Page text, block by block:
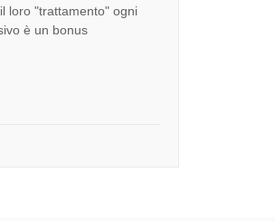
loro "trattamento" ogni
è un bonus